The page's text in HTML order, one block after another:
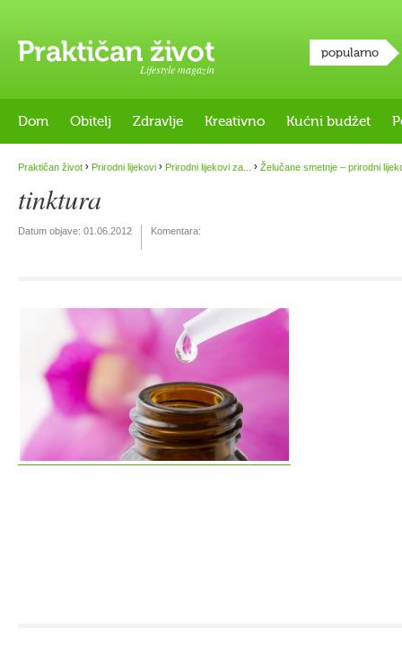
Lifestyle magazin
popularno
Dom Obitelj Zdravlje Kreativno Kućni budžet
Praktičan život › Prirodni lijekovi › Prirodni lijekovi za... › Želučane smetnje – prirodni
tinktura
Datum objave: 01.06.2012 Komentara: